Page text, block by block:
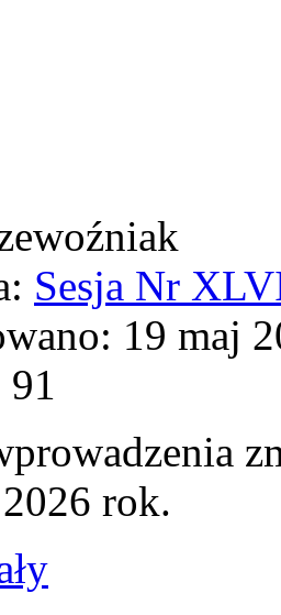
Sesja Nr
19 maj
91
rok.